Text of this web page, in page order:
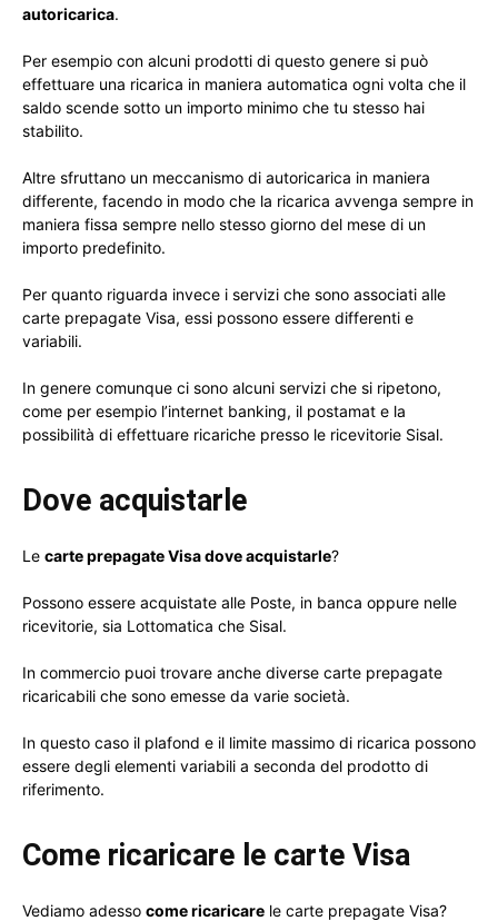
autoricarica.
Per esempio con alcuni prodotti di questo genere si può
effettuare una ricarica in maniera automatica ogni volta che il
saldo scende sotto un importo minimo che tu stesso hai
stabilito.
Altre sfruttano un meccanismo di autoricarica in maniera
differente, facendo in modo che la ricarica avvenga sempre in
maniera fissa sempre nello stesso giorno del mese di un
importo predefinito.
Per quanto riguarda invece i servizi che sono associati alle
carte prepagate Visa, essi possono essere differenti e
variabili.
In genere comunque ci sono alcuni servizi che si ripetono,
come per esempio l’internet banking, il postamat e la
possibilità di effettuare ricariche presso le ricevitorie Sisal.
Dove acquistarle
Le carte prepagate Visa dove acquistarle?
Possono essere acquistate alle Poste, in banca oppure nelle
ricevitorie, sia Lottomatica che Sisal.
In commercio puoi trovare anche diverse carte prepagate
ricaricabili che sono emesse da varie società.
In questo caso il plafond e il limite massimo di ricarica possono
essere degli elementi variabili a seconda del prodotto di
riferimento.
Come ricaricare le carte Visa
Vediamo adesso come ricaricare le carte prepagate Visa?